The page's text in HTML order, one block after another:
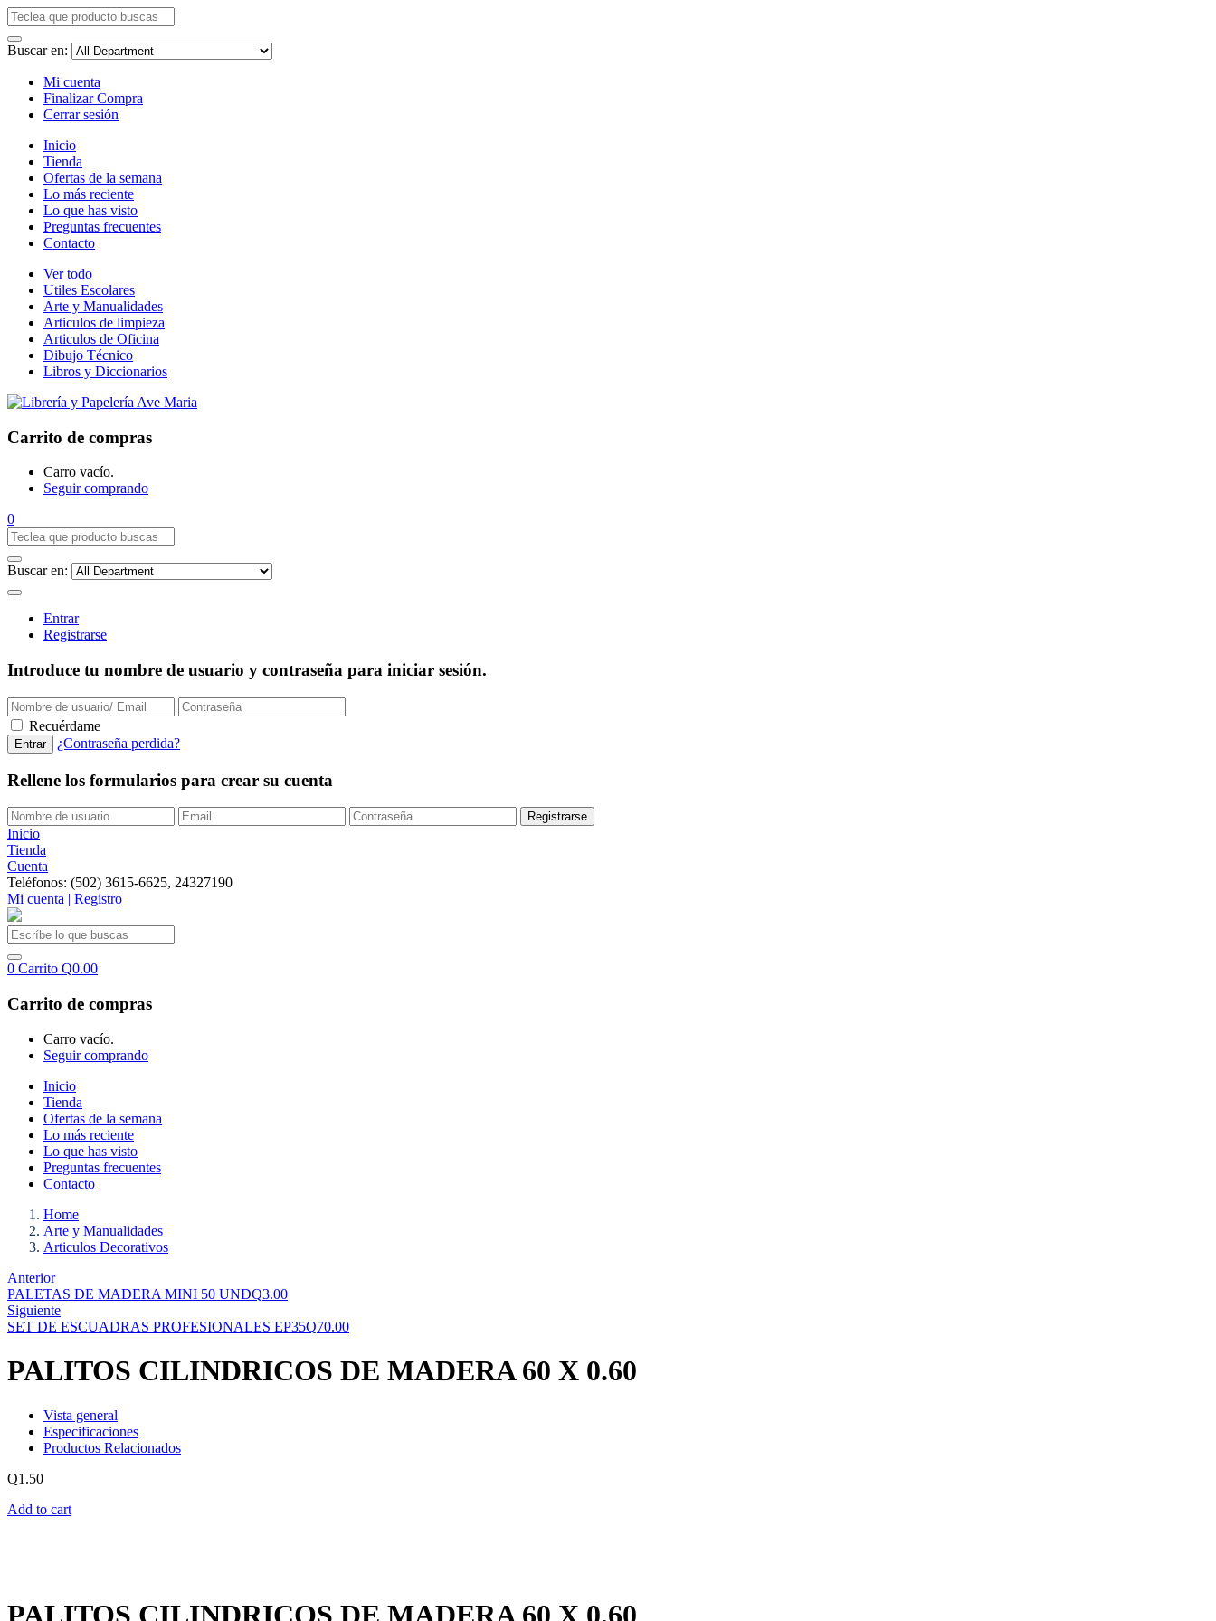
Buscar en:
Mi cuenta
Finalizar Compra
Cerrar sesión
Inicio
Tienda
Ofertas de la semana
Lo más reciente
Lo que has visto
Preguntas frecuentes
Contacto
Ver todo
Utiles Escolares
Arte y Manualidades
Articulos de limpieza
Articulos de Oficina
Dibujo Técnico
Libros y Diccionarios
Carrito de compras
Carro vacío.
Seguir comprando
0
Buscar en:
Entrar
Registrarse
Introduce tu nombre de usuario y contraseña para iniciar sesión.
Recuérdame
¿Contraseña perdida?
Rellene los formularios para crear su cuenta
Inicio
Tienda
Cuenta
Teléfonos: (502) 3615-6625, 24327190
Mi cuenta | Registro
0 Carrito Q0.00
Carrito de compras
Carro vacío.
Seguir comprando
Inicio
Tienda
Ofertas de la semana
Lo más reciente
Lo que has visto
Preguntas frecuentes
Contacto
Home
Arte y Manualidades
Articulos Decorativos
Anterior
PALETAS DE MADERA MINI 50 UNDQ3.00
Siguiente
SET DE ESCUADRAS PROFESIONALES EP35Q70.00
PALITOS CILINDRICOS DE MADERA 60 X 0.60
Vista general
Especificaciones
Productos Relacionados
Q1.50
Add to cart